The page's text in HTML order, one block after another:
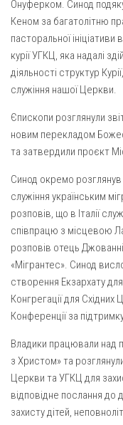
Онуферком. Синод
Кеном за багатолітню
пасторальної
курії УГКЦ, яка надалі
діяльності структур
служіння нашої Церкви.
Єпископи розглянули
новим перекладом
та затвердили проєкт
Синод окремо
служіння українським
розповів, що в Італії
співпрацю з місцевою
розповів отець
«Мігрантес». Синод
створення Екзархату для
Конгрегації для Східних
Конференції за
Владики працювали над
з Христом» та
Церкви та УГКЦ для
відповідне послання
захисту дітей,